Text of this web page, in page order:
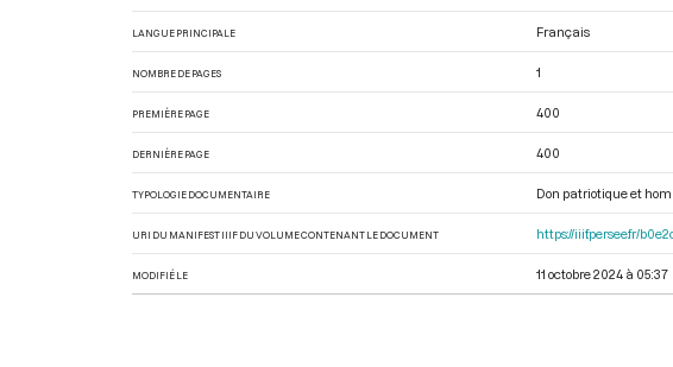
LANGUE PRINCIPALE Français
NOMBRE DE PAGES 1
PREMIÈRE PAGE 400
DERNIÈRE PAGE 400
TYPOLOGIE DOCUMENTAIRE Don patriotique et
URI DU MANIFEST IIIF DU VOLUME CONTENANT LE DOCUMENT https://iiif.persee.fr/
MODIFIÉ LE 11 octobre 2024 à 05:37